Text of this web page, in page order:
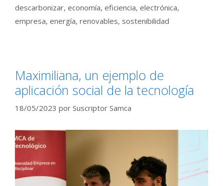
descarbonizar, economía, eficiencia, electrónica,
empresa, energía, renovables, sostenibilidad
Maximiliana, un ejemplo de
aplicación social de la tecnología
18/05/2023 por Suscriptor Samca